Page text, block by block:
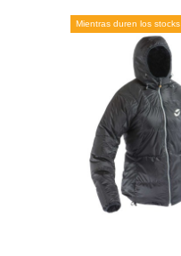
Mientras duren los stocks